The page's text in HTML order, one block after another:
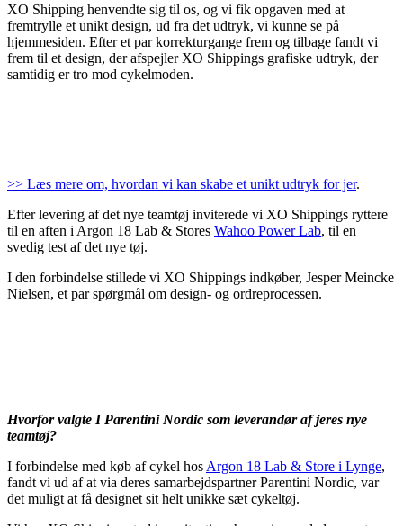
XO Shipping henvendte sig til os, og vi fik opgaven med at
fremtrylle et unikt design, ud fra det udtryk, vi kunne se på
hjemmesiden. Efter et par korrekturgange frem og tilbage fandt vi
frem til et design, der afspejler XO Shippings grafiske udtryk, der
samtidig er tro mod cykelmoden.
>> Læs mere om, hvordan vi kan skabe et unikt udtryk for jer.
Efter levering af det nye teamtøj inviterede vi XO Shippings ryttere
til en aften i Argon 18 Lab & Stores Wahoo Power Lab, til en
svedig test af det nye tøj.
I den forbindelse stillede vi XO Shippings indkøber, Jesper Meincke
Nielsen, et par spørgmål om design- og ordreprocessen.
Hvorfor valgte I Parentini Nordic som leverandør af jeres nye
teamtøj?
I forbindelse med køb af cykel hos Argon 18 Lab & Store i Lynge,
fandt vi ud af at via deres samarbejdspartner Parentini Nordic, var
det muligt at få designet sit helt unikke sæt cykeltøj.